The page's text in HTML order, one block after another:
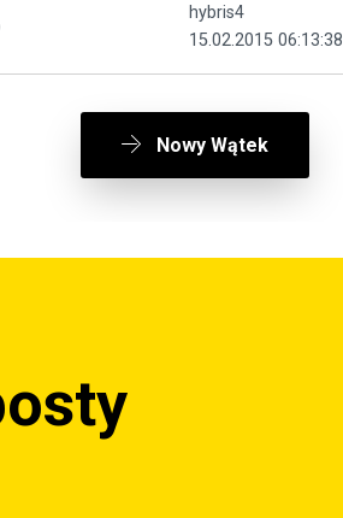
hybris4
15.02.2015 06:13:38
Nowy Wątek